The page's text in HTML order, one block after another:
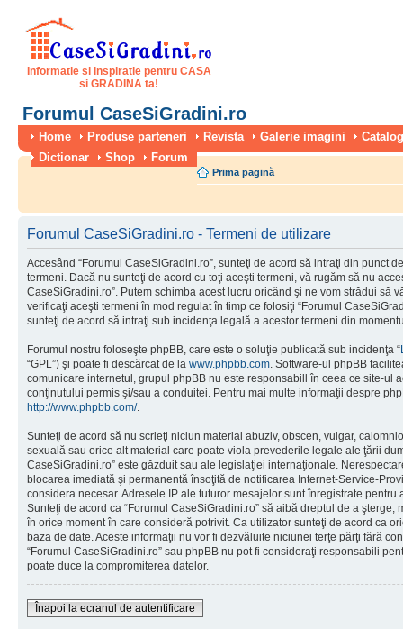
Informatie si inspiratie pentru CASA
si GRADINA ta!
Forumul CaseSiGradini.ro
Home Produse parteneri Revista Galerie imagini
Dictionar
Shop Forum
Prima pagină
Forumul CaseSiGradini.ro - Termeni de utilizare
Accesând “Forumul CaseSiGradini.ro”, sunteţi de acord să intraţi din punct
termeni. Dacă nu sunteţi de acord cu toţi aceşti termeni, vă rugăm să nu
CaseSiGradini.ro”. Putem schimba acest lucru oricând şi ne vom strădui să
verificaţi aceşti termeni în mod regulat în timp ce folosiţi “Forumul
sunteţi de acord să intraţi sub incidenţa legală a acestor termeni din
Forumul nostru foloseşte phpBB, care este o soluţie publicată sub incidenţa “
“GPL”) şi poate fi descărcat de la www.phpbb.com. Software-ul phpBB
comunicare internetul, grupul phpBB nu este responsabill în ceea ce site-ul
conţinutului permis şi/sau a conduitei. Pentru mai multe informaţii despre
http://www.phpbb.com/.
Sunteţi de acord să nu scrieţi niciun material abuziv, obscen, vulgar,
sexuală sau orice alt material care poate viola prevederile legale ale ţării
CaseSiGradini.ro” este găzduit sau ale legislaţiei internaţionale.
blocarea imediată şi permanentă însoţită de notificarea Internet-Service-
considera necesar. Adresele IP ale tuturor mesajelor sunt înregistrate
Sunteţi de acord ca “Forumul CaseSiGradini.ro” să aibă dreptul de a
în orice moment în care consideră potrivit. Ca utilizator sunteţi de acord ca
baza de date. Aceste informaţii nu vor fi dezvăluite niciunei terţe părţi fără
“Forumul CaseSiGradini.ro” sau phpBB nu pot fi consideraţi responsabili
poate duce la compromiterea datelor.
Înapoi la ecranul de autentificare